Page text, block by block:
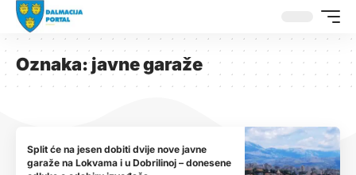
Oznaka:javne garaže
Split će na jesen dobiti dvije nove javne
garaže na Lokvama i u Dobrilinoj – donesene